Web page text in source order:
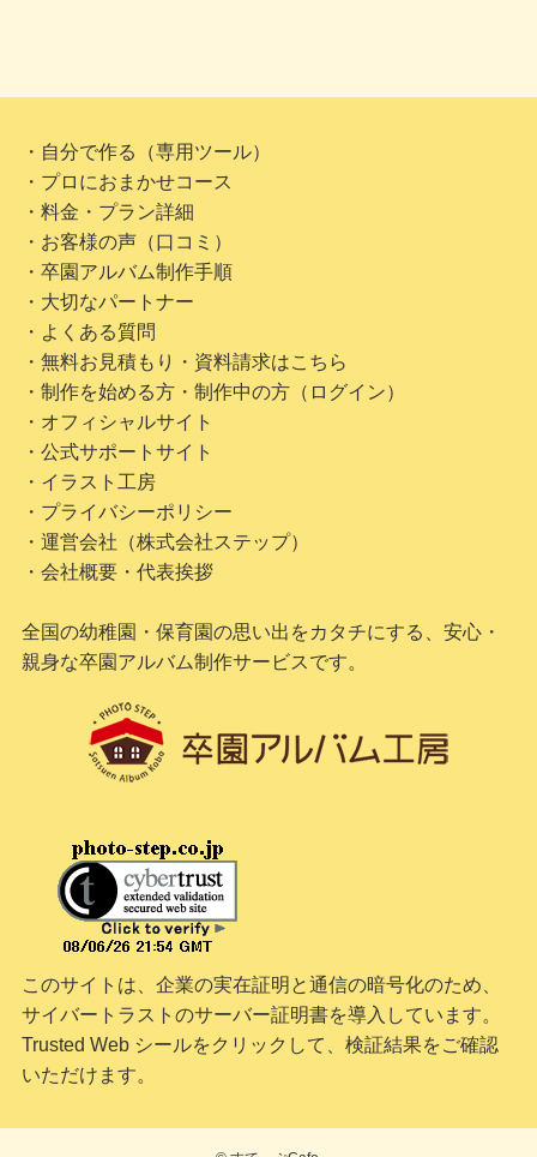
・自分で作る（専用ツール）
・プロにおまかせコース
・料金・プラン詳細
・お客様の声（口コミ）
・卒園アルバム制作手順
・大切なパートナー
・よくある質問
・無料お見積もり・資料請求はこちら
・制作を始める方・制作中の方（ログイン）
・オフィシャルサイト
・公式サポートサイト
・イラスト工房
・プライバシーポリシー
・運営会社（株式会社ステップ）
・会社概要・代表挨拶
全国の幼稚園・保育園の思い出をカタチにする、安心・
親身な卒園アルバム制作サービスです。
このサイトは、企業の実在証明と通信の暗号化のため、
サイバートラストのサーバー証明書を導入しています。
Trusted Web シールをクリックして、検証結果をご確認
いただけます。